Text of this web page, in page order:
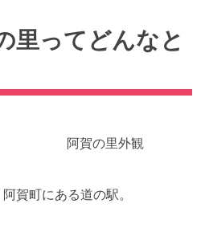
里ってどんなと
阿賀町にある道の駅。